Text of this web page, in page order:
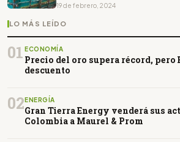
19 de febrero, 2024
LO MÁS LEÍDO
01 ECONOMÍA
Precio del oro supera récord, pero
descuento
02ENERGÍA
Gran Tierra Energy venderá sus
Colombia a Maurel & Prom